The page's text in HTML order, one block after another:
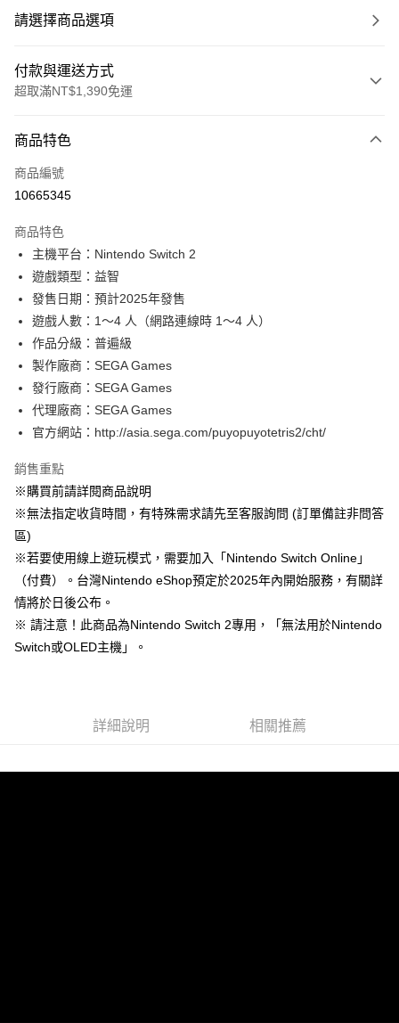
請選擇商品選項
付款與運送方式
超取滿NT$1,390免運
信用卡一次付款
超商取貨付款
Apple Pay
悠遊付
Google Pay
全盈+PAY
大哥付你分期
相關說明
【大哥付你分期使用說明】
1.本服務由台灣大哥大提供，台灣大哥大用戶可立即使用無須另外申請。
流程，驗證手機門號後，選擇欲分期的期數、繳款截止日，確認付款後即完
成交易。
4.訂單成立30分鐘內，如未前往確認交易或遇審核未通過，訂單將自動取
消。如遇「轉專審核」未通過狀況，表示未達大哥付你分期系統評分，恕無
法說明評估內容。
【繳款方式說明】
1.分期款項不併入電信帳單，「大哥付你分期」於每月結算日後寄送繳費提
醒簡訊。
2.透過簡訊連結打開帳單後，可選擇「超商條碼／台灣大直營門市／銀行轉
帳／街口支付／iPASS MONEY」等通路繳費。
2.基於同意付款使用「大哥付你分期」之契約關係目的，商店將以您的個人
AFTEE先享後付
【關於「AFTEE先享後付」】
AFTEE先享後付是「在收到商品之後才付款」的支付方式。 讓您購物簡單
便利好安心！
２．便利：只要手機號碼，簡訊認證，即可結帳。
３．安心：先確認商品／服務後，再付款。
１．於結帳方式選擇「AFTEE先享後付」後，將跳轉至「AFTEE先享後付」
結帳頁面，進行簡訊認證並確認金額後，即可完成結帳。
２．訂單成立數日內，您將收到繳費通知簡訊。
３．收到繳費通知簡訊後14天內，點擊此簡訊中的連結，可透過四大超商／
後付繳納相關費用。
※ 交易是否成功請以「AFTEE先享後付 」之結帳頁面顯示為準，若有關於
全家付款取貨
每筆NT$60，滿NT$1,490(含以上)免運費
付款後全家取貨
每筆NT$55，滿NT$1,390(含以上)免運費
萊爾富取貨付款
每筆NT$55，滿NT$1,390(含以上)免運費
商品特色
商品編號
10665345
商品特色
主機平台：Nintendo Switch 2
遊戲類型：益智
發售日期：預計2025年發售
遊戲人數：1～4 人（網路連線時 1～4 人）
作品分級：普遍級
製作廠商：SEGA Games
發行廠商：SEGA Games
代理廠商：SEGA Games
官方網站：http://asia.sega.com/puyopuyotetris2/cht/
銷售重點
※購買前請詳閱商品說明
※無法指定收貨時間，有特殊需求請先至客服詢問 (訂單備註非問答
區)
※若要使用線上遊玩模式，需要加入「Nintendo Switch Online」
（付費）。台灣Nintendo eShop預定於2025年內開始服務，有關詳
情將於日後公布。
※ 請注意！此商品為Nintendo Switch 2專用，「無法用於Nintendo
Switch或OLED主機」。
詳細說明 相關推薦